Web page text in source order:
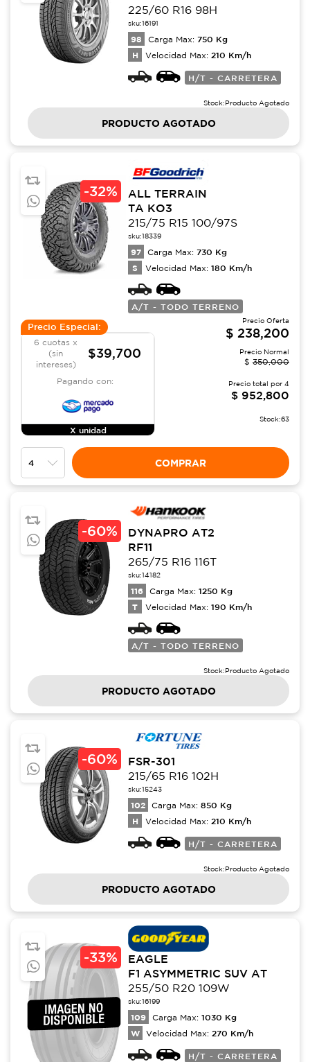
225/60 R16 98H
sku:16191
98 Carga Max: 750 Kg
H Velocidad Max: 210 Km/h
H/T - CARRETERA
Stock:Producto Agotado
PRODUCTO AGOTADO
-32%
ALL TERRAIN
TA KO3
215/75 R15 100/97S
sku:18339
97 Carga Max: 730 Kg
S Velocidad Max: 180 Km/h
A/T - TODO TERRENO
Precio Especial:
6 cuotas x
(sin
intereses)
$39,700
Pagando con:
X unidad
Precio Oferta
$ 238,200
Precio Normal
$ 350,000
Precio total por 4
$ 952,800
Stock:63
COMPRAR
-60%
DYNAPRO AT2
RF11
265/75 R16 116T
sku:14182
116 Carga Max: 1250 Kg
T Velocidad Max: 190 Km/h
A/T - TODO TERRENO
Stock:Producto Agotado
PRODUCTO AGOTADO
-60%
FSR-301
215/65 R16 102H
sku:15243
102 Carga Max: 850 Kg
H Velocidad Max: 210 Km/h
H/T - CARRETERA
Stock:Producto Agotado
PRODUCTO AGOTADO
-33%
EAGLE
F1 ASYMMETRIC SUV AT
255/50 R20 109W
sku:16199
109 Carga Max: 1030 Kg
W Velocidad Max: 270 Km/h
H/T - CARRETERA